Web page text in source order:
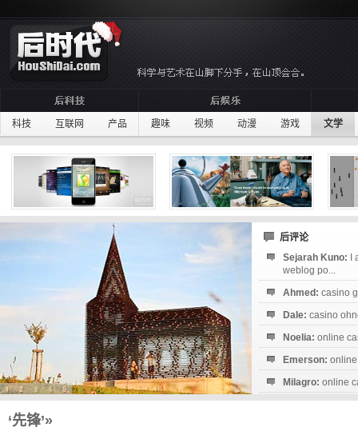
科技 互联网 产品 趣味 视频 动漫 游戏 文学
后评论
Sejarah Kuno:
weblog po...
Ahmed: casino
Dale: casino
Noelia: online
Emerson:
Milagro: online
‘先锋’»